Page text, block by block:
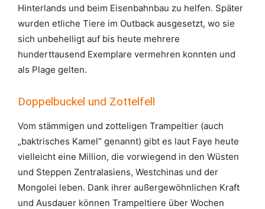
Hinterlands und beim Eisenbahnbau zu helfen. Später
wurden etliche Tiere im Outback ausgesetzt, wo sie
sich unbehelligt auf bis heute mehrere
hunderttausend Exemplare vermehren konnten und
als Plage gelten.
Doppelbuckel und Zottelfell
Vom stämmigen und zotteligen Trampeltier (auch
„baktrisches Kamel“ genannt) gibt es laut Faye heute
vielleicht eine Million, die vorwiegend in den Wüsten
und Steppen Zentralasiens, Westchinas und der
Mongolei leben. Dank ihrer außergewöhnlichen Kraft
und Ausdauer können Trampeltiere über Wochen